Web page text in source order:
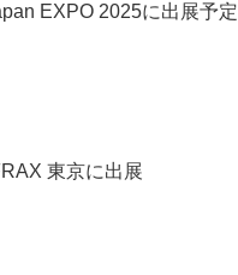
EXPO 2025に出展予定
東京に出展